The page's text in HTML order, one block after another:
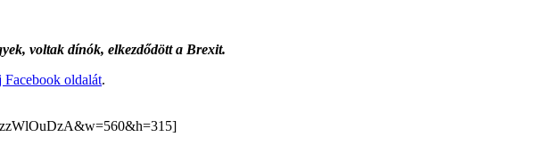
voltak dínók, elkezdődött a Brexit.
oldalát.